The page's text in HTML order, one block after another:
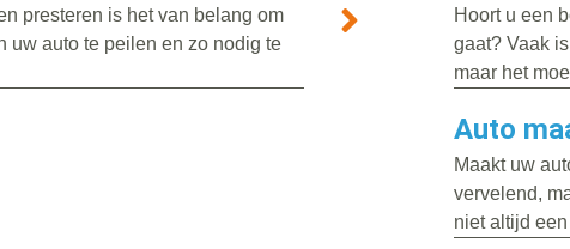
presteren is het van belang om
uw auto te peilen en zo nodig te
Hoort u een
gaat? Vaak
maar het
Auto
Maakt uw
vervelend,
niet altijd